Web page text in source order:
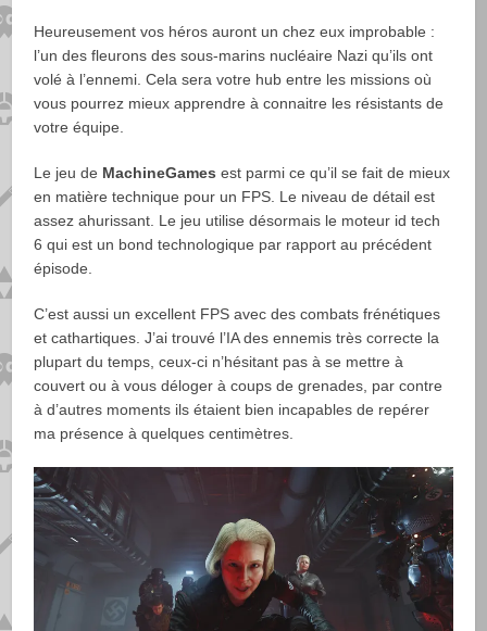
Heureusement vos héros auront un chez eux improbable :
l’un des fleurons des sous-marins nucléaire Nazi qu’ils ont
volé à l’ennemi. Cela sera votre hub entre les missions où
vous pourrez mieux apprendre à connaitre les résistants de
votre équipe.
Le jeu de MachineGames est parmi ce qu’il se fait de mieux
en matière technique pour un FPS. Le niveau de détail est
assez ahurissant. Le jeu utilise désormais le moteur id tech
6 qui est un bond technologique par rapport au précédent
épisode.
C’est aussi un excellent FPS avec des combats frénétiques
et cathartiques. J’ai trouvé l’IA des ennemis très correcte la
plupart du temps, ceux-ci n’hésitant pas à se mettre à
couvert ou à vous déloger à coups de grenades, par contre
à d’autres moments ils étaient bien incapables de repérer
ma présence à quelques centimètres.